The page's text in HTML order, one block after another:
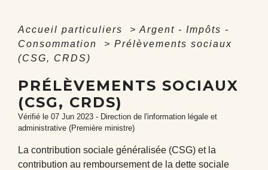
Accueil particuliers > Argent - Impôts -
Consommation
> Prélèvements sociaux
(CSG, CRDS)
PRÉLÈVEMENTS SOCIAUX
(CSG, CRDS)
Vérifié le 07 Jun 2023 - Direction de l'information légale et
administrative (Première ministre)
La contribution sociale généralisée (CSG) et la
contribution au remboursement de la dette sociale